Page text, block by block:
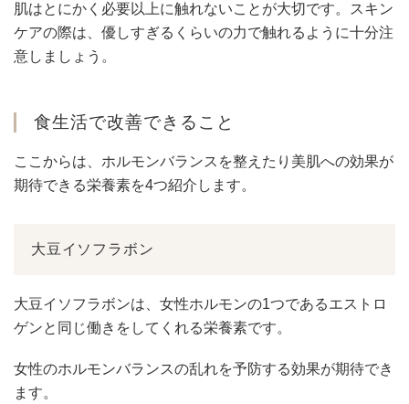
肌はとにかく必要以上に触れないことが大切です。スキン
ケアの際は、優しすぎるくらいの力で触れるように十分注
意しましょう。
食生活で改善できること
ここからは、ホルモンバランスを整えたり美肌への効果が
期待できる栄養素を4つ紹介します。
大豆イソフラボン
大豆イソフラボンは、女性ホルモンの1つであるエストロ
ゲンと同じ働きをしてくれる栄養素です。
女性のホルモンバランスの乱れを予防する効果が期待でき
ます。